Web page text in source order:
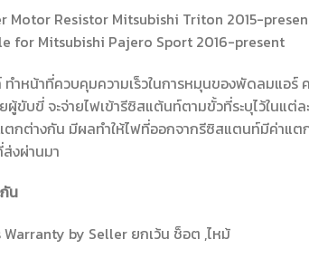
Motor Resistor Mitsubishi Triton 2015-
for Mitsubishi Pajero Sport 2016-present
ำหน้าที่ควบคุมความเร็วในการหมุนของพัดลมแอร์
ขับขี่ จะจ่ายไฟเข้ารีซิสแต้นท์ตามขั้วที่ระบุไว้ในแต่
ตกต่างกัน มีผลทำให้ไฟที่ออกจากรีซิสแตนท์มีค่าแต
งผ่านมา
น
Warranty by Seller ยกเว้น ช็อต ,ไหม้